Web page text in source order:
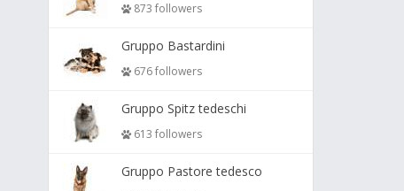
873 followers
Gruppo Bastardini
676 followers
Gruppo Spitz tedeschi
613 followers
Gruppo Pastore tedesco